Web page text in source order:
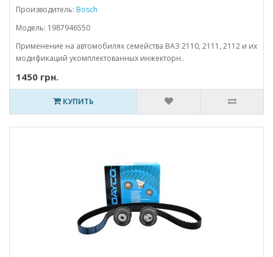
Производитель: Bosch
Модель: 1987946550
Применение на автомобилях семейства ВАЗ 2110, 2111, 2112 и их
модификаций укомплектованных инжекторн..
1450 грн.
КУПИТЬ